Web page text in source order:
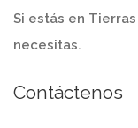
Si estás en
necesitas.
Contáctenos